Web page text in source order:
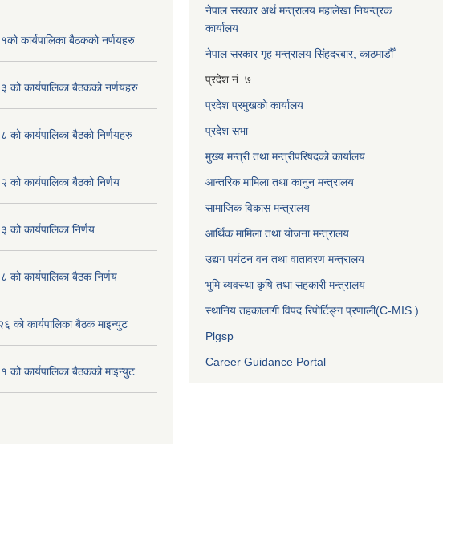
कार्यपालिका बैठकको नर्णयहरु
कार्यपालिका बैठकको नर्णयहरु
कार्यपालिका बैठको निर्णयहरु
कार्यपालिका बैठको निर्णय
कार्यपालिका निर्णय
कार्यपालिका बैठक निर्णय
कार्यपालिका बैठक माइन्युट
कार्यपालिका बैठकको माइन्युट
नेपाल सरकार अर्थ मन्त्रालय महालेखा नियन्त्रक
कार्यालय
नेपाल सरकार गृह मन्त्रालय सिंहदरबार, काठमाडौँ
प्रदेश नं. ७
प्रदेश प्रमुखको कार्यालय
प्रदेश सभा
मुख्य मन्त्री तथा मन्त्रीपरिषदको कार्यालय
आन्तरिक मामिला तथा कानुन मन्त्रालय
सामाजिक विकास मन्त्रालय
आर्थिक मामिला तथा योजना मन्त्रालय
उद्यग पर्यटन वन तथा वातावरण मन्त्रालय
भुमि ब्यवस्था कृषि तथा सहकारी मन्त्रालय
स्थानिय तहकालागी विपद रिपोर्टिङ्ग प्रणाली(C-MIS )
Plgsp
Career Guidance Portal